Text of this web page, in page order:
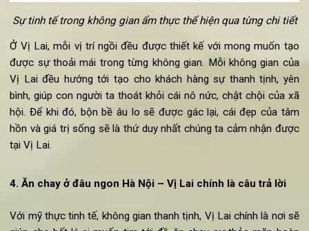
Ở Vị Lai, mỗi vị trí ngồi đều được thiết kế với mong muốn
Vị Lai đều hướng tới tạo cho khách hàng sự thanh tịnh,